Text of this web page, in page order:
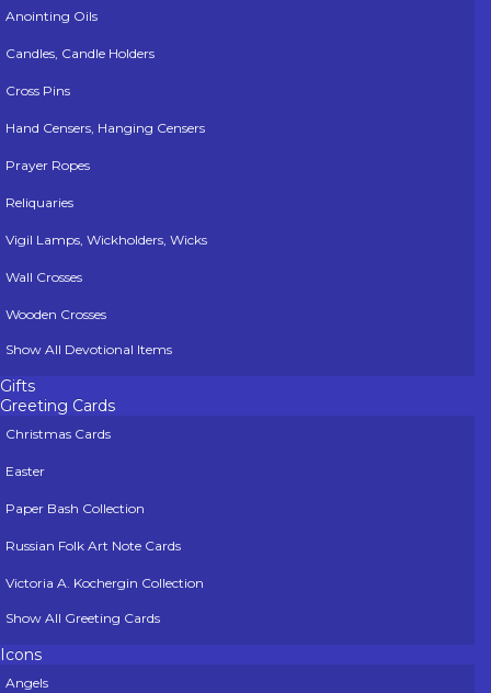
Anointing Oils
Candles, Candle Holders
Cross Pins
Hand Censers, Hanging Censers
Prayer Ropes
Reliquaries
Vigil Lamps, Wickholders, Wicks
Wall Crosses
Wooden Crosses
Show All Devotional Items
Gifts
Greeting Cards
Christmas Cards
Easter
Paper Bash Collection
Russian Folk Art Note Cards
Victoria A. Kochergin Collection
Show All Greeting Cards
Icons
Angels